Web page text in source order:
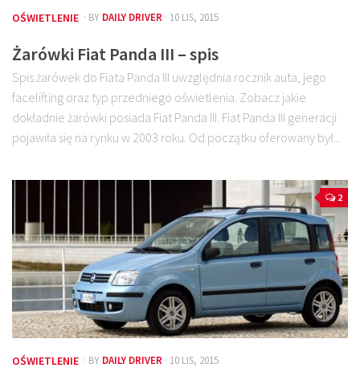
OŚWIETLENIE · BY DAILY DRIVER · 10 LIS, 2015
Żarówki Fiat Panda III – spis
Spis żarówek do Fiata Panda III uwzględnia rocznik auta, jego
facelifting oraz typ przedniego oświetlenia. Zobacz jakie
dokładnie żarówki posiada Fiat Panda III. Fiat Panda III generacji
pojawiła się na rynku w 2003 roku. Od początku oferowany był...
2
OŚWIETLENIE · BY DAILY DRIVER · 10 LIS, 2015